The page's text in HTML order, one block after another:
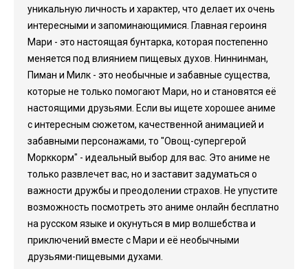
уникальную личность и характер, что делает их очень
интересными и запоминающимися. Главная героиня
Мари - это настоящая бунтарка, которая постепенно
меняется под влиянием пищевых духов. Ниннинман,
Пиман и Милк - это необычные и забавные существа,
которые не только помогают Мари, но и становятся её
настоящими друзьями. Если вы ищете хорошее аниме
с интересным сюжетом, качественной анимацией и
забавными персонажами, то "Овощ-супергерой
Морккорм" - идеальный выбор для вас. Это аниме не
только развлечет вас, но и заставит задуматься о
важности дружбы и преодолении страхов. Не упустите
возможность посмотреть это аниме онлайн бесплатно
на русском языке и окунуться в мир волшебства и
приключений вместе с Мари и её необычными
друзьями-пищевыми духами.